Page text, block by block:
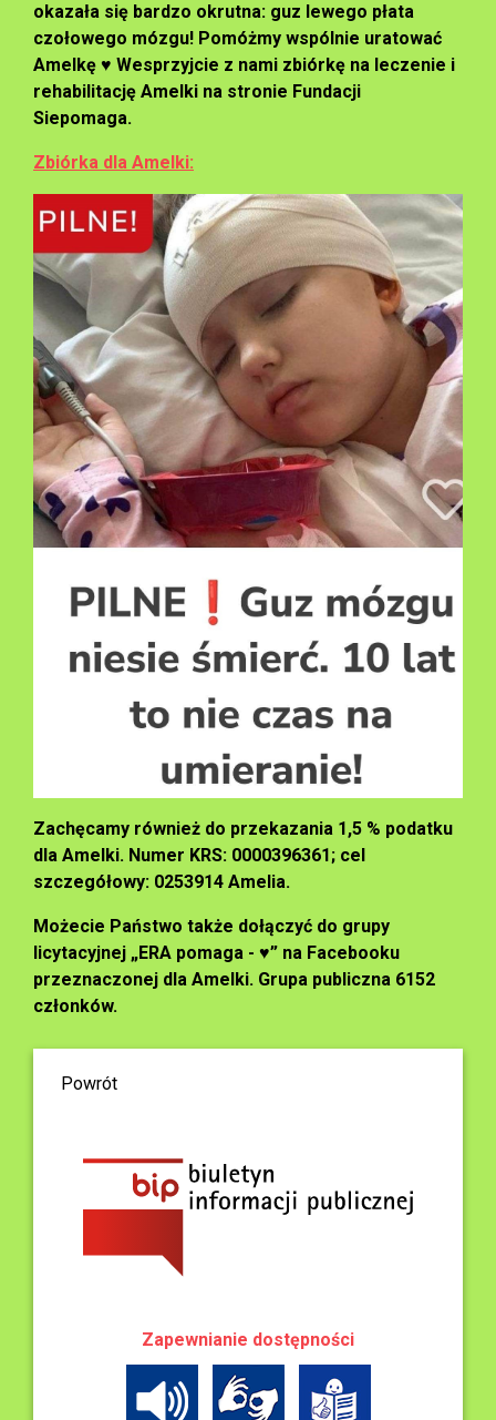
okazała się bardzo okrutna: guz lewego płata
czołowego mózgu! Pomóżmy wspólnie uratować
Amelkę ♥ Wesprzyjcie z nami zbiórkę na leczenie i
rehabilitację Amelki na stronie Fundacji
Siepomaga.
Zbiórka dla Amelki:
Zachęcamy również do przekazania 1,5 % podatku
dla Amelki. Numer KRS: 0000396361; cel
szczegółowy: 0253914 Amelia.
Możecie Państwo także dołączyć do grupy
licytacyjnej „ERA pomaga - ♥” na Facebooku
przeznaczonej dla Amelki. Grupa publiczna 6152
członków.
Powrót
Zapewnianie dostępności